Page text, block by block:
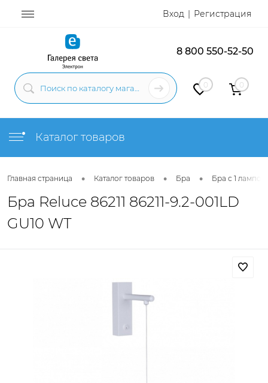
Вход Регистрация
8 800 550-52-50
0 0
Каталог товаров
Главная страница • Каталог товаров • Бра • Бра с 1 лампой
Бра Reluce 86211 86211-9.2-001LD
GU10 WT